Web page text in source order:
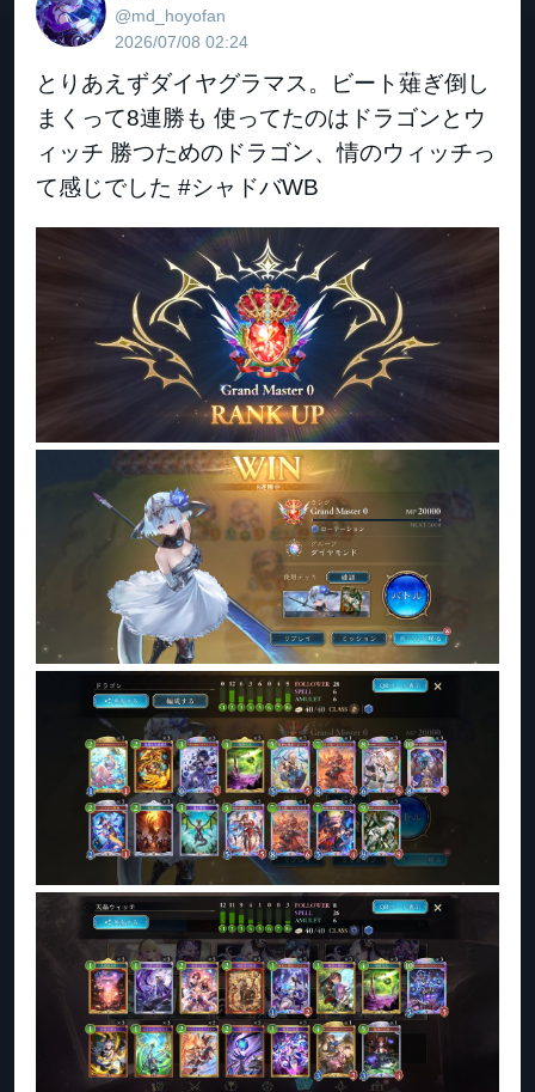
@md_hoyofan
2026/07/08 02:24
とりあえずダイヤグラマス。ビート薙ぎ倒し
まくって8連勝も 使ってたのはドラゴンとウ
ィッチ 勝つためのドラゴン、情のウィッチっ
て感じでした #シャドバWB